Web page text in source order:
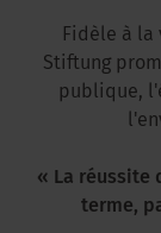
Fidèle à la
Stiftung
publique,
« La réussite
terme,